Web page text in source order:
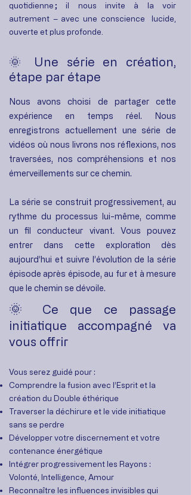
quotidienne ; il nous invite à la voir
autrement – avec une conscience lucide,
ouverte et plus profonde.
🌞 Une série en création,
étape par étape
🌞 Ce que ce passage
initiatique accompagné va
vous offrir
Vous serez guidé pour :
Comprendre la fusion avec l’Esprit et la
création du Double éthérique
Traverser la déchirure et le vide initiatique
sans se perdre
Développer votre discernement et votre
contenance énergétique
Intégrer progressivement les Rayons :
Volonté, Intelligence, Amour
Reconnaître les influences invisibles qui
Nous avons choisi de partager cette
expérience en temps réel.
Nous
enregistrons actuellement une série de
vidéos où nous livrons nos réflexions, nos
traversées, nos compréhensions et nos
émerveillements sur ce chemin.
La série se construit progressivement, au
rythme du processus lui-même, comme
un fil conducteur vivant. Vous pouvez
entrer dans cette exploration dès
aujourd’hui et suivre l’évolution de la série
épisode après épisode, au fur et à mesure
que le chemin se dévoile.